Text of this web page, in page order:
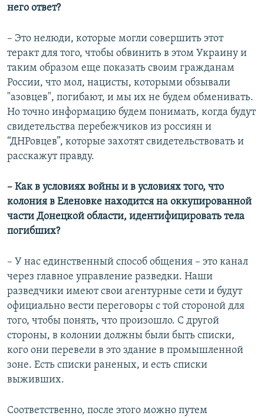
него ответ?
– Это нелюди, которые могли совершить этот
теракт для того, чтобы обвинить в этом Украину и
таким образом еще показать своим гражданам
России, что мол, нацисты, которыми обзывали
"азовцев", погибают, и мы их не будем обменивать.
Но точно информацию будем понимать, когда будут
свидетельства перебежчиков из россиян и
“ДНРовцев”, которые захотят свидетельствовать и
расскажут правду.
– Как в условиях войны и в условиях того, что
колония в Еленовке находится на оккупированной
части Донецкой области, идентифицировать тела
погибших?
– У нас единственный способ общения – это канал
через главное управление разведки. Наши
разведчики имеют свои агентурные сети и будут
официально вести переговоры с той стороной для
того, чтобы понять, что произошло. С другой
стороны, в колонии должны были быть списки,
кого они перевели в это здание в промышленной
зоне. Есть списки раненых, и есть списки
выживших.
Соответственно, после этого можно путем